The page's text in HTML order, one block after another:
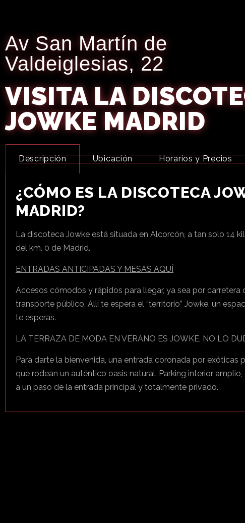
Av San Martín de
Valdeiglesias, 22
VISITA LA
JOWKE MADRID
Descripción Ubicación Horarios y Precios
¿CÓMO ES LA DISCOTECA
MADRID?
La discoteca Jowke está situada en Alcorcón, a tan solo 14
del km. 0 de Madrid.
ENTRADAS ANTICIPADAS Y MESAS AQUÍ
Accesos cómodos y rápidos para llegar, ya sea por carretera
transporte público. Allí te espera el “territorio” Jowke, un
te esperas.
LA TERRAZA DE MODA EN VERANO ES JOWKE, NO LO
Para darte la bienvenida, una entrada coronada por exóticas
que rodean un auténtico oasis natural. Parking interior amplio,
a un paso de la entrada principal y totalmente privado.